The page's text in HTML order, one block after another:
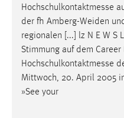
Hochschulkontaktmesse
der fh Amberg-Weiden
regionalen [...] lz N E W S
Stimmung auf dem Career
Hochschulkontaktmesse
Mittwoch, 20. April 2005
»See your